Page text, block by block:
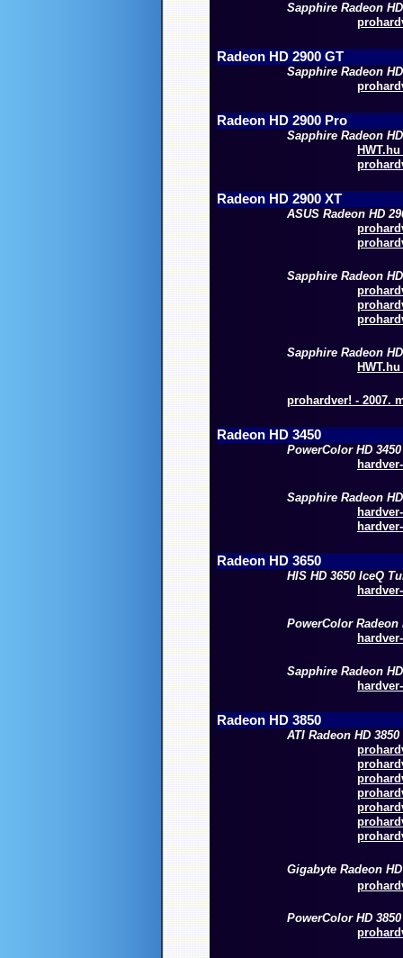
Sapphire Radeon
Radeon HD 2900 GT
Sapphire Radeon
Radeon HD 2900 Pro
Sapphire Radeon
HWT.hu
Radeon HD 2900 XT
ASUS Radeon HD
Sapphire Radeon
Sapphire Radeon
prohardver! - 2007.
Radeon HD 3450
PowerColor HD 3450
Sapphire Radeon
Radeon HD 3650
HIS HD 3650 IceQ
PowerColor Radeon
Sapphire Radeon
Radeon HD 3850
ATI Radeon HD 3850
Gigabyte Radeon
p
PowerColor HD
p